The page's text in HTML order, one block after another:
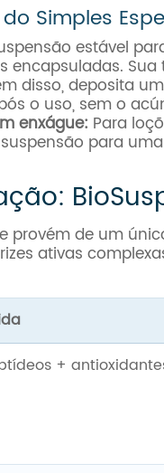
Simples
estável
disso, deposita
o uso, sem o
enxágue: Para
para
de um
ativas
+